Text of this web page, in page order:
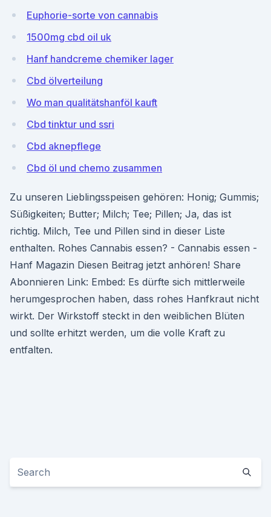
Euphorie-sorte von cannabis
1500mg cbd oil uk
Hanf handcreme chemiker lager
Cbd ölverteilung
Wo man qualitätshanföl kauft
Cbd tinktur und ssri
Cbd aknepflege
Cbd öl und chemo zusammen
Zu unseren Lieblingsspeisen gehören: Honig; Gummis;
Süßigkeiten; Butter; Milch; Tee; Pillen; Ja, das ist
richtig. Milch, Tee und Pillen sind in dieser Liste
enthalten. Rohes Cannabis essen? - Cannabis essen -
Hanf Magazin Diesen Beitrag jetzt anhören! Share
Abonnieren Link: Embed: Es dürfte sich mittlerweile
herumgesprochen haben, dass rohes Hanfkraut nicht
wirkt. Der Wirkstoff steckt in den weiblichen Blüten
und sollte erhitzt werden, um die volle Kraft zu
entfalten.